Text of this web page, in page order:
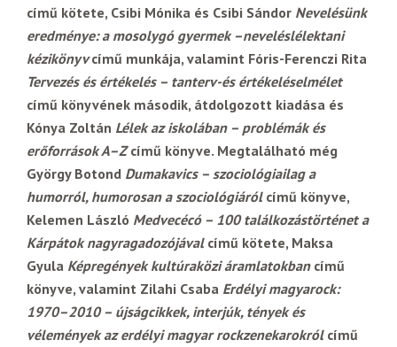
című kötete, Csibi Mónika és Csibi Sándor Nevelésünk
eredménye: a mosolygó gyermek –neveléslélektani
kézikönyvcímű munkája, valamint Fóris-Ferenczi Rita
Tervezés és értékelés – tanterv-és értékeléselmélet
című könyvének második, átdolgozott kiadása és
Kónya Zoltán Lélek az iskolában – problémák és
erőforrások A–Zcímű könyve. Megtalálható még
György Botond Dumakavics – szociológiailag a
humorról, humorosan a szociológiárólcímű könyve,
Kelemen László Medvecécó – 100 találkozástörténet a
Kárpátok nagyragadozójával című kötete, Maksa
Gyula Képregények kultúraközi áramlatokbancímű
könyve, valamint Zilahi Csaba Erdélyi magyarock:
1970–2010 – újságcikkek, interjúk, tények és
vélemények az erdélyi magyar rockzenekarokrólcímű